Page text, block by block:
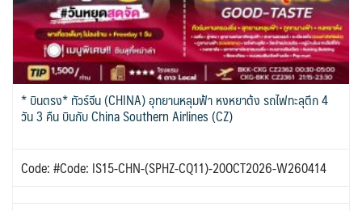
* บินตรง* ทัวร์จีน (CHINA) อุทยานหลุมฟ้า หงหยาต้ง รถไฟทะลุตึก 4
วัน 3 คืน บินกับ China Southern Airlines (CZ)
Code: #Code: IS15-CHN-(SPHZ-CQ11)-20OCT2026-W260414